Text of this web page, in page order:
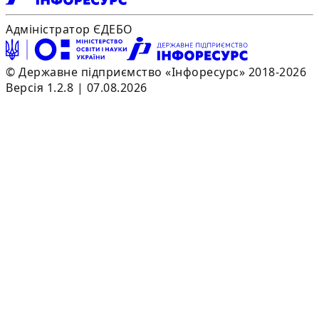
Адміністратор ЄДЕБО
© Державне підприємство «Інфоресурс» 2018-2026
Версія 1.2.8 | 07.08.2026